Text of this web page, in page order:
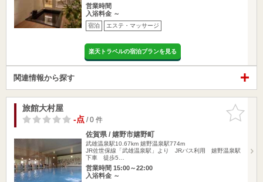
営業時間
入浴料金 ～
宿泊 エステ・マッサージ
楽天トラベルの宿泊プランを見る
関連情報から探す
お気に入
りに追加
旅館大村屋
-点/ 0 件
佐賀県 / 嬉野市嬉野町
武雄温泉駅10.67km 嬉野温泉駅774m
JR佐世保線「武雄温泉駅」より JRバス利用 嬉野温泉駅
下車 徒歩5…
営業時間 15:00～22:00
入浴料金 ～